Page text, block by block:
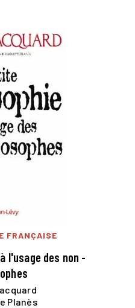
FRANÇAISE
l'usage des non -
Planès